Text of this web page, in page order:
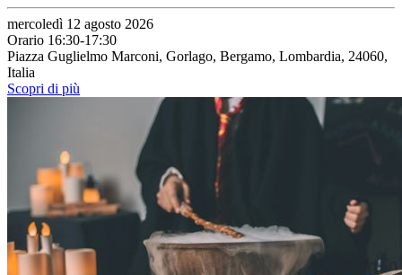
mercoledì 12 agosto 2026
Orario 16:30-17:30
Piazza Guglielmo Marconi, Gorlago, Bergamo, Lombardia, 24060,
Italia
Scopri di più